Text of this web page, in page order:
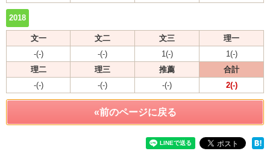
2018
文一 文二 文三
理一
-(-)
-(-) 1(-)
1(-)
理二
理三 推薦
合計
-(-)
-(-) -(-) 2(-)
«前のページに戻る